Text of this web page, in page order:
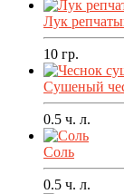
Лук
10 гр.
Сушеный
0.5 ч. л.
Соль
0.5 ч. л.